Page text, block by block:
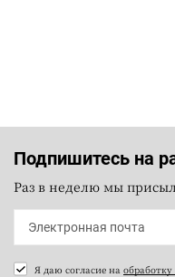
Подпишитесь на
Раз в неделю мы
Я даю согласие на